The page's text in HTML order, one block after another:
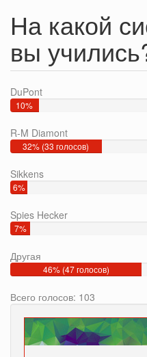
На какой
вы
DuPont
10%
голосов)
R-M Diamont
32% (33 голосов)
Sikkens
6%
голосов)
Spies Hecker
7%
голосов)
Другая
46% (47 голосов)
Всего голосов: 103